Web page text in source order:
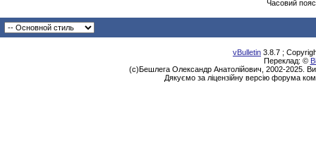
Часовий
vBulletin 3.8.7 ;
Переклад: ©
(с)Бешлега Олександр Анатолійович, 2002-2025.
Дякуємо за ліцензійну версію форума